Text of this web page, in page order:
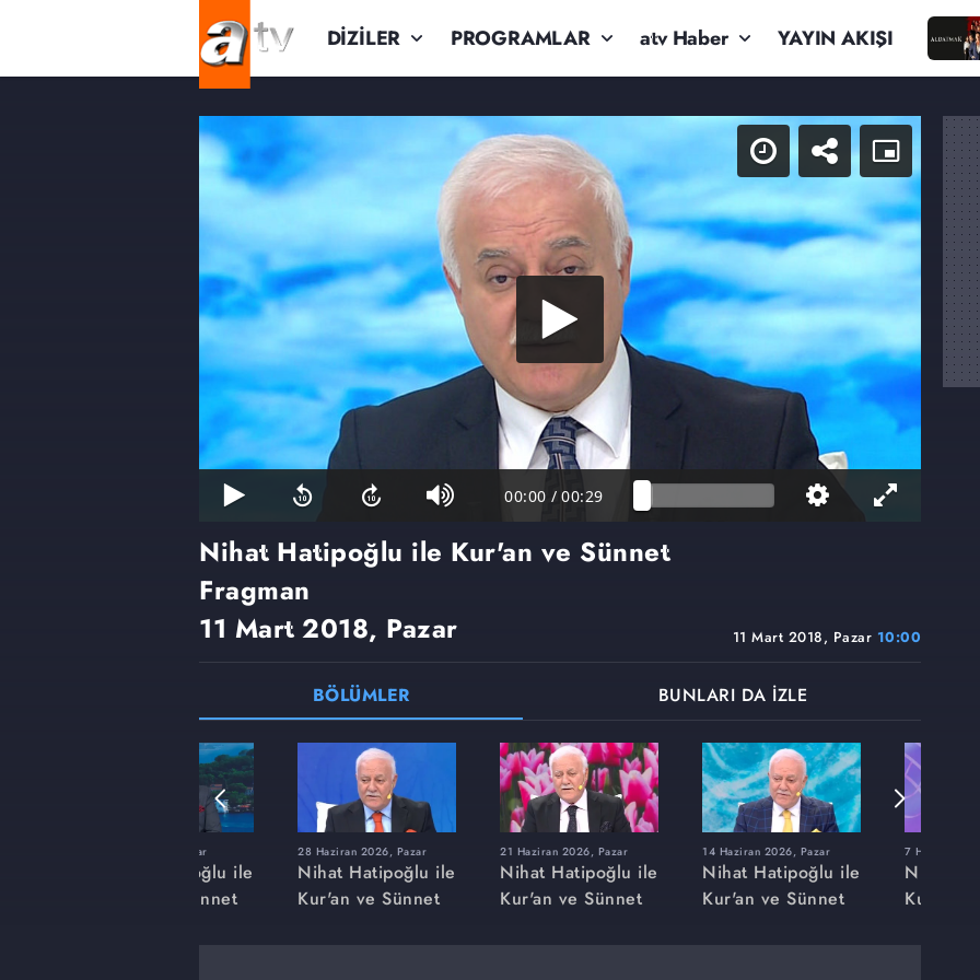
DİZİLER PROGRAMLAR atv Haber YAYIN AKIŞI
00:00 / 00:29
11 Mart 2018, Pazar 10:00
Nihat Hatipoğlu ile Kur'an ve Sünnet
Fragman
11 Mart 2018, Pazar
BÖLÜMLER BUNLARI DA İZLE
22 Mart 2026, Pazar
Nihat Hatipoğlu ile
Kur'an ve Sünnet
28 Haziran 2026, Pazar
Nihat Hatipoğlu ile
Kur'an ve Sünnet
21 Haziran 2026, Pazar
Nihat Hatipoğlu ile
Kur'an ve Sünnet
14 Haziran 2026, Pazar
Nihat Hatipoğlu ile
Kur'an ve Sünnet
7 Haziran
Nihat
Kur'an